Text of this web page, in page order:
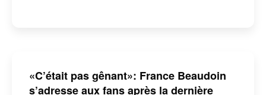
«C’était pas gênant»: France Beaudoin
s’adresse aux fans après la dernière